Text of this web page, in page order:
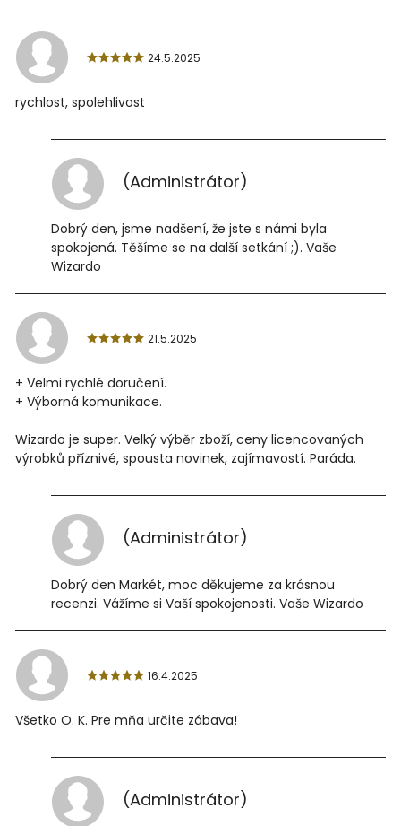
24.5.2025
rychlost, spolehlivost
(Administrátor)
Dobrý den, jsme nadšení, že jste s námi byla
spokojená. Těšíme se na další setkání ;). Vaše
Wizardo
21.5.2025
+ Velmi rychlé doručení.
+ Výborná komunikace.
Wizardo je super. Velký výběr zboží, ceny licencovaných
výrobků příznivé, spousta novinek, zajímavostí. Paráda.
(Administrátor)
Dobrý den Markét, moc děkujeme za krásnou
recenzi. Vážíme si Vaší spokojenosti. Vaše Wizardo
16.4.2025
Všetko O. K. Pre mňa určite zábava!
(Administrátor)